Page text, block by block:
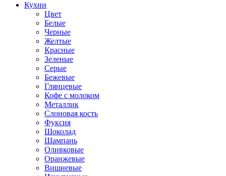
Кухни
Цвет
Белые
Черные
Желтые
Красные
Зеленые
Серые
Бежевые
Глянцевые
Кофе с молоком
Металлик
Слоновая кость
Фуксия
Шоколад
Шампань
Оливковые
Оранжевые
Вишневые